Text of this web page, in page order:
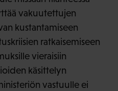
vakuutettujen
kustantamiseen
ratkaisemiseen
vieraisiin
käsittelyn
vastuulle ei